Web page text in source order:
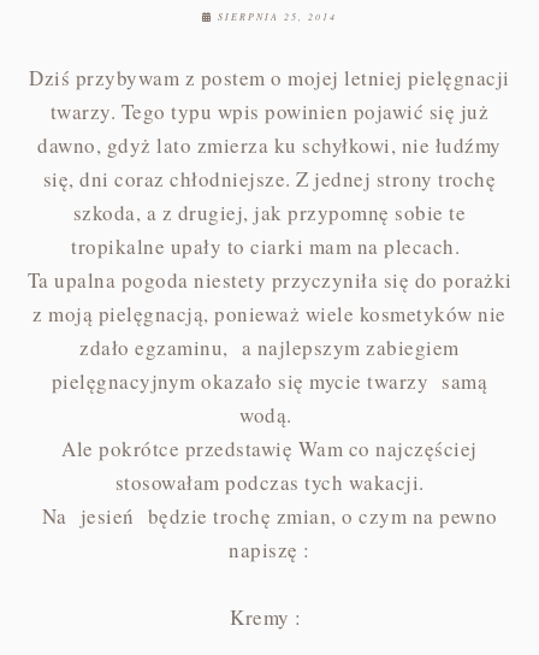
SIERPNIA 25, 2014
Dziś przybywam z postem o mojej letniej pielęgnacji
twarzy. Tego typu wpis powinien pojawić się już
dawno, gdyż lato zmierza ku schyłkowi, nie łudźmy
się, dni coraz chłodniejsze. Z jednej strony trochę
szkoda, a z drugiej, jak przypomnę sobie te
tropikalne upały to ciarki mam na plecach.
Ta upalna pogoda niestety przyczyniła się do porażki
z moją pielęgnacją, ponieważ wiele kosmetyków nie
zdało egzaminu, a najlepszym zabiegiem
pielęgnacyjnym okazało się mycie twarzy samą
wodą.
Ale pokrótce przedstawię Wam co najczęściej
stosowałam podczas tych wakacji.
Na jesień będzie trochę zmian, o czym na pewno
napiszę :
Kremy :